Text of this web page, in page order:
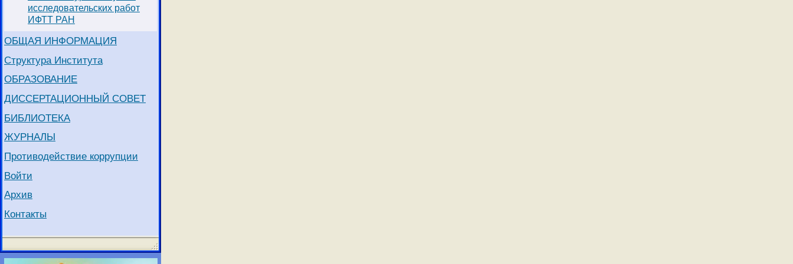
исследовательских работ
ИФТТ РАН
ОБЩАЯ ИНФОРМАЦИЯ
Структура Института
ОБРАЗОВАНИЕ
ДИССЕРТАЦИОННЫЙ СОВЕТ
БИБЛИОТЕКА
ЖУРНАЛЫ
Противодействие коррупции
Войти
Архив
Контакты